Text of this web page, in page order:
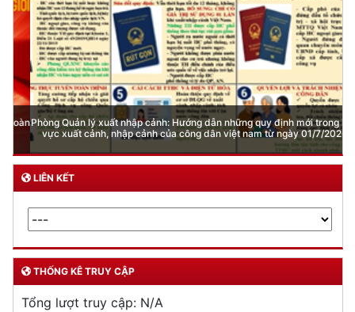
Phòng Quản lý xuất nhập cảnh: Hướng dẫn những quy định mới trong lĩnh
vực xuất cảnh, nhập cảnh của công dân việt nam từ ngày 01/7/2026
LIÊN KẾT
THỐNG KÊ TRUY CẬP
Tổng lượt truy cập: N/A